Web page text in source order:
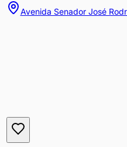
Avenida Senador José